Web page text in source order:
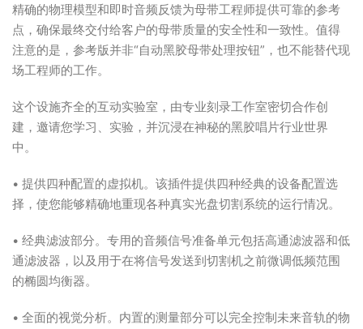
精确的物理模型和即时音频反馈为母带工程师提供可靠的参考
点，确保最终交付给客户的母带质量的安全性和一致性。值得
注意的是，参考版并非“自动黑胶母带处理按钮”，也不能替代现
场工程师的工作。
这个设施齐全的互动实验室，由专业刻录工作室密切合作创
建，邀请您学习、实验，并沉浸在神秘的黑胶唱片行业世界
中。
• 提供四种配置的虚拟机。该插件提供四种经典的设备配置选
择，使您能够精确地重现各种真实光盘切割系统的运行情况。
• 经典滤波部分。专用的音频信号准备单元包括高通滤波器和低
通滤波器，以及用于在将信号发送到切割机之前微调低频范围
的椭圆均衡器。
• 全面的视觉分析。内置的测量部分可以完全控制未来音轨的物